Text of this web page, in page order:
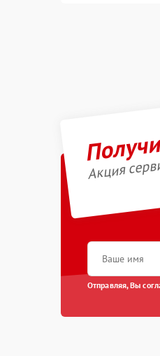
Акция
Отправляя, Вы